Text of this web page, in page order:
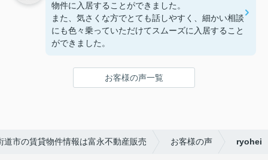
物件に入居することができました。
また、気さくな方でとても話しやすく、細かい相談
にも色々乗っていただけてスムーズに入居すること
ができました。
お客様の声一覧
道市の賃貸物件情報は富永不動産販売 お客様の声 ryohei